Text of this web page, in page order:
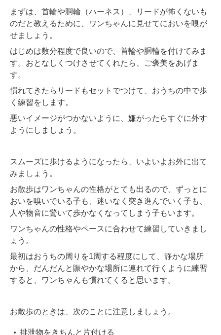
まずは、首輪や胴輪（ハーネス）、リードが怖くないも
のだと教えるために、ワンちゃんに見せてにおいを嗅が
せましょう。
はじめは数分程度で良いので、首輪や胴輪を付けてみま
す。おとなしくつけさせてくれたら、ご褒美をあげま
す。
慣れてきたらリードもセットでつけて、おうちの中で歩
く練習をします。
悪いイメージがつかないように、嫌がったらすぐに外す
ようにしましょう。
スムーズに歩けるようになったら、いよいよお外に出て
みましょう。
お散歩はワンちゃんの性格がとても出るので、ずっとに
おいを嗅いでいる子も、迷いなく突き進んでいく子も、
人や物音に驚いて歩かなくなってしまう子もいます。
ワンちゃんの性格やペースに合わせて練習していきまし
ょう。
最初はおうちの周りを1周する程度にして、静かな場所
から、だんだんと賑やかな場所に連れて行くように練習
すると、ワンちゃんも慣れてくると思います。
お散歩のときは、次のことに注意しましょう。
排泄物をきちんと片付ける